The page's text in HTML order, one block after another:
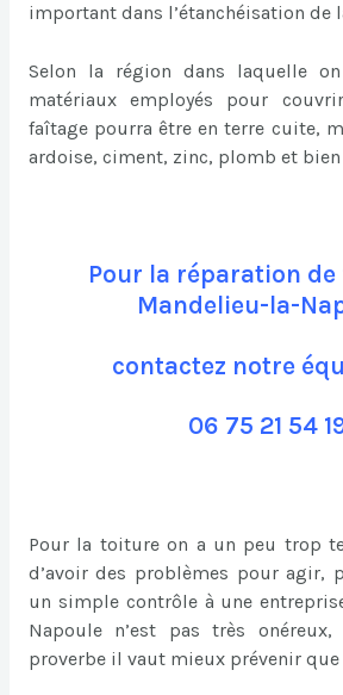
important dans l’étanchéisation de
Selon la région dans laquelle
matériaux employés pour
faîtage pourra être en terre cuite,
ardoise, ciment, zinc, plomb et bien
Pour la réparation
Mandelieu-la-
contactez notre
06 75 21 54
Pour la toiture on a un peu trop
d’avoir des problèmes pour agir,
un simple contrôle à une
Napoule n’est pas très
proverbe il vaut mieux prévenir